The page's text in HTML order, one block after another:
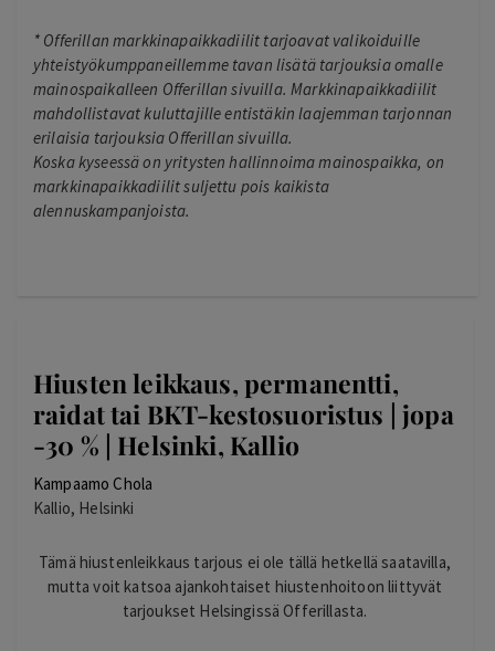
* Offerillan markkinapaikkadiilit tarjoavat valikoiduille
yhteistyökumppaneillemme tavan lisätä tarjouksia omalle
mainospaikalleen Offerillan sivuilla. Markkinapaikkadiilit
mahdollistavat kuluttajille entistäkin laajemman tarjonnan
erilaisia tarjouksia Offerillan sivuilla.
Koska kyseessä on yritysten hallinnoima mainospaikka, on
markkinapaikkadiilit suljettu pois kaikista
alennuskampanjoista.
Hiusten leikkaus, permanentti,
raidat tai BKT-kestosuoristus | jopa
-30 % | Helsinki, Kallio
Kampaamo Chola
Kallio, Helsinki
Tämä hiustenleikkaus tarjous ei ole tällä hetkellä saatavilla,
mutta voit katsoa ajankohtaiset hiustenhoitoon liittyvät
tarjoukset Helsingissä Offerillasta.